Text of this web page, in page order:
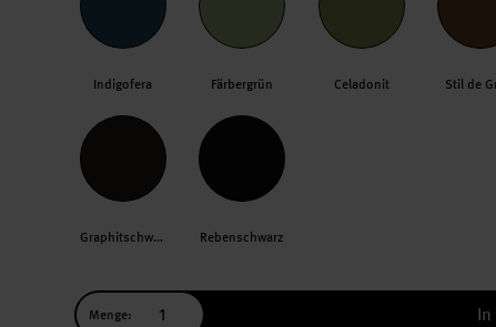
Indigofera Färbergrün Celadonit Stil de
Graphitschwarz Rebenschwarz
Menge: